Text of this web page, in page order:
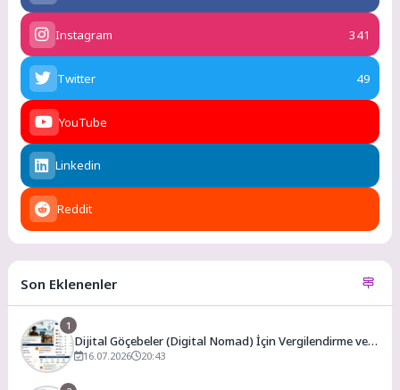
Instagram 341
Twitter 49
YouTube
Linkedin
Reddit
Son Eklenenler
1
Dijital Göçebeler (Digital Nomad) İçin Vergilendirme ve
En Uygun Vergili Ülkeler
16.07.2026 20:43